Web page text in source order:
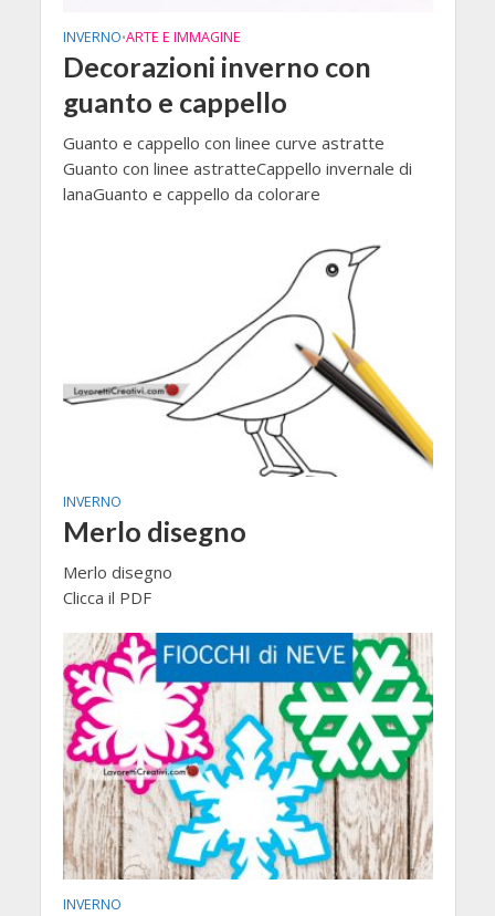
INVERNO•ARTE E IMMAGINE
Decorazioni inverno con
guanto e cappello
Guanto e cappello con linee curve astratte
Guanto con linee astratteCappello invernale di
lanaGuanto e cappello da colorare
INVERNO
Merlo disegno
Merlo disegno
Clicca il PDF
INVERNO